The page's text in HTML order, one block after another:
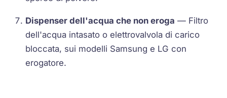
Dispenser dell'acqua che non eroga — Filtro
dell'acqua intasato o elettrovalvola di carico
bloccata, sui modelli Samsung e LG con
erogatore.